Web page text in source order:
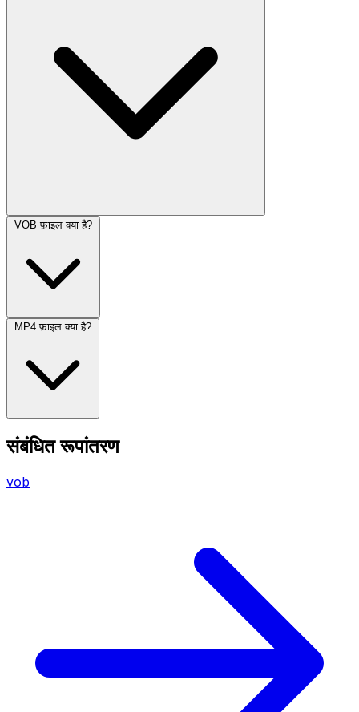
VOB फ़ाइल क्या है?
MP4 फ़ाइल क्या है?
संबंधित रूपांतरण
vob